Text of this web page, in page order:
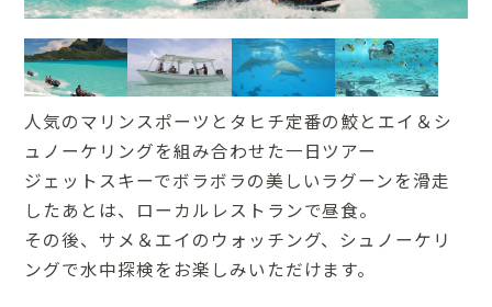
人気のマリンスポーツとタヒチ定番の鮫とエイ＆シ
ュノーケリングを組み合わせた一日ツアー
ジェットスキーでボラボラの美しいラグーンを滑走
したあとは、ローカルレストランで昼食。
その後、サメ＆エイのウォッチング、シュノーケリ
ングで水中探検をお楽しみいただけます。